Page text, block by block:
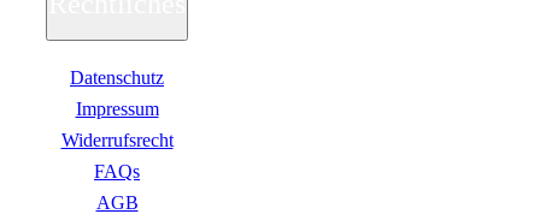
Datenschutz
Impressum
Widerrufsrecht
FAQs
AGB